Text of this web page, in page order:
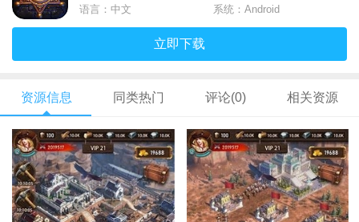
语言：中文
系统：Android
立即下载
资源信息 同类热门 评论(0) 相关资源